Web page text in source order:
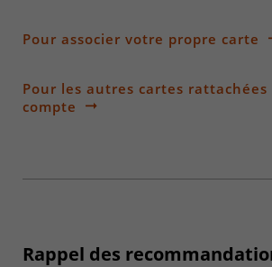
Pour associer votre propre carte
Pour les autres cartes rattachées
compte
Rappel des